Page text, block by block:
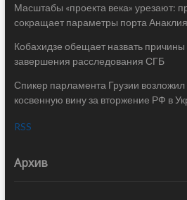
Масштабы «проекта века» урезают:
сокращает параметры порта Анаклия
Кобахидзе обещает назвать причины
завершения расследования СГБ
Спикер парламента Грузии
косвенную вину за вторжение РФ в
RSS
Архив